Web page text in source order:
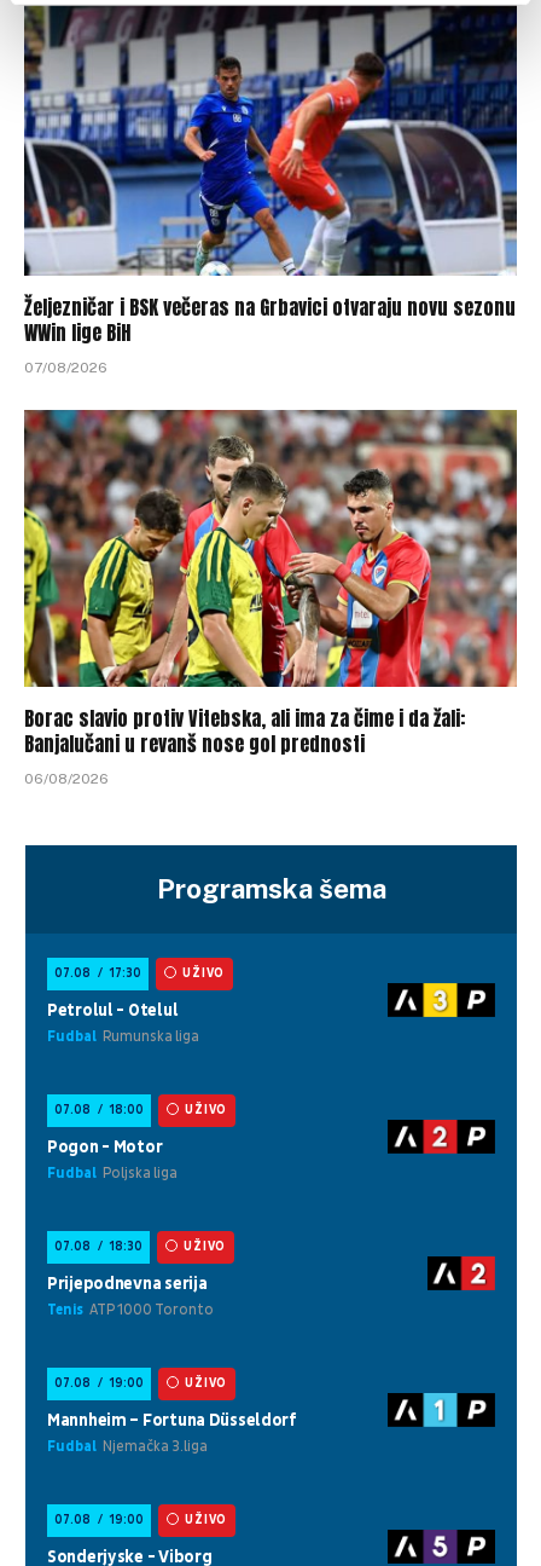
Željezničar i BSK večeras na Grbavici otvaraju novu sezonu
WWin lige BiH
07/08/2026
Borac slavio protiv Vitebska, ali ima za čime i da žali:
Banjalučani u revanš nose gol prednosti
06/08/2026
Programska šema